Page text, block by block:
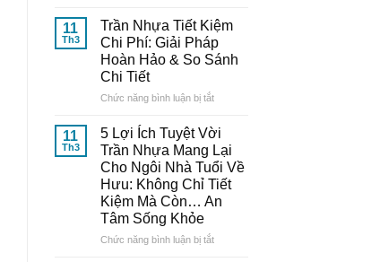
Nhựa
Đông
Đô
Nâng
Tầm
Thẩm
Mỹ
Ngôi
Tuổi
Về
Hưu
Tự
Lắp
Trần
Nhựa
Nhà
Dễ
–
Hướng
Dẫn
Chi
Tiết
11
Th3
Trần Nhựa Tiết Kiệm
Chi Phí: Giải Pháp
Hoàn Hảo & So Sánh
Chi Tiết
Chức năng bình luận bị tắtở
Nhựa
Tiết
Kiệm
Chi
Phí:
Giải
11
Th3
5 Lợi Ích Tuyệt Vời
Trần Nhựa Mang Lại
Cho Ngôi Nhà Tuổi Về
Hưu: Không Chỉ Tiết
Kiệm Mà Còn… An
Tâm Sống Khỏe
Chức năng bình luận bị tắtở